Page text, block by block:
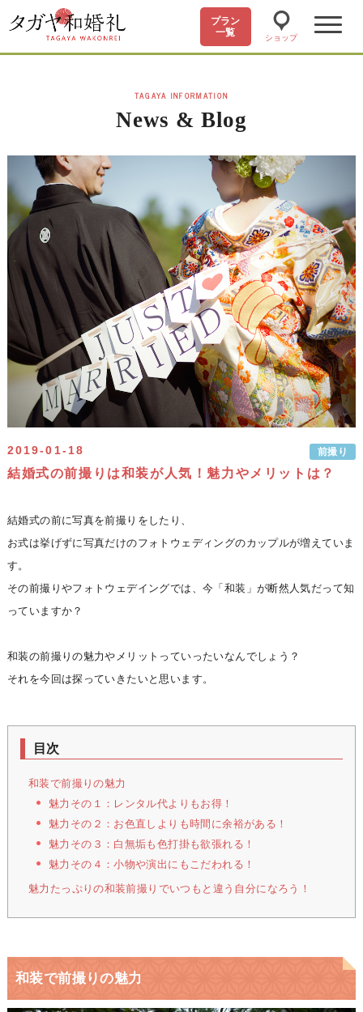
プラン
一覧
ショップ
TAGAYA INFORMATION
News & Blog
2019-01-18 前撮り
結婚式の前撮りは和装が人気！魅力やメリットは？
結婚式の前に写真を前撮りをしたり、
お式は挙げずに写真だけのフォトウェディングのカップルが増えていま
す。
その前撮りやフォトウェデイングでは、今「和装」が断然人気だって知
っていますか？
和装の前撮りの魅力やメリットっていったいなんでしょう？
それを今回は探っていきたいと思います。
目次
和装で前撮りの魅力
魅力その１：レンタル代よりもお得！
魅力その２：お色直しよりも時間に余裕がある！
魅力その３：白無垢も色打掛も欲張れる！
魅力その４：小物や演出にもこだわれる！
魅力たっぷりの和装前撮りでいつもと違う自分になろう！
和装で前撮りの魅力